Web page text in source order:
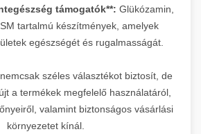
támogatók**: Glükózamin,
tartalmú készítmények, amelyek
egészségét és rugalmasságát.
széles választékot biztosít, de
a termékek megfelelő használatáról,
valamint biztonságos vásárlási
környezetet kínál.